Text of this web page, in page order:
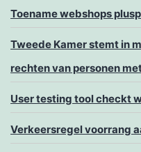
Toename webshops
Tweede Kamer stemt in
rechten van personen
User testing tool checkt
Verkeersregel voorrang